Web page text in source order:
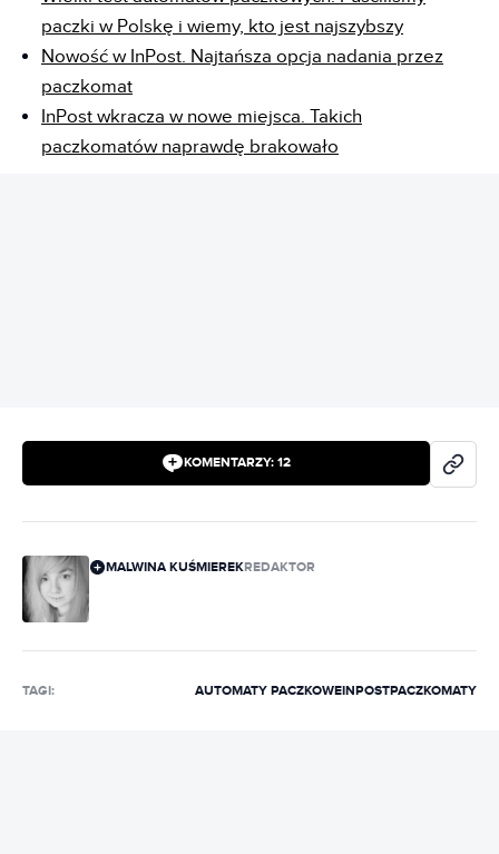
paczki w Polskę i wiemy, kto jest najszybszy
Nowość w InPost. Najtańsza opcja nadania przez
paczkomat
InPost wkracza w nowe miejsca. Takich
paczkomatów naprawdę brakowało
KOMENTARZY: 12
MALWINA KUŚMIEREKREDAKTOR
TAGI: AUTOMATY PACZKOWEINPOSTPACZKOMATY